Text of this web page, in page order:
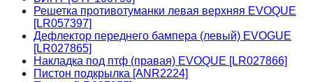
Решетка противотуманки левая верхняя EVOQUE
[LR057397]
Дефлектор переднего бампера (левый) EVOGUE
[LR027865]
Накладка под птф (правая) EVOQUE [LR027866]
Пистон подкрылка [ANR2224]